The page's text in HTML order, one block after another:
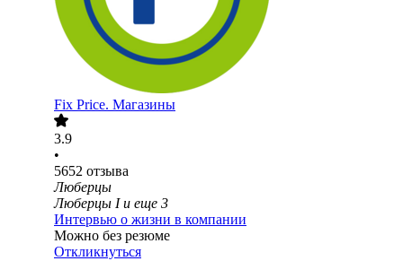
Fix Price. Магазины
3.9
•
5652 отзыва
Люберцы
Люберцы I и еще 3
Интервью о жизни в компании
Можно без резюме
Откликнуться